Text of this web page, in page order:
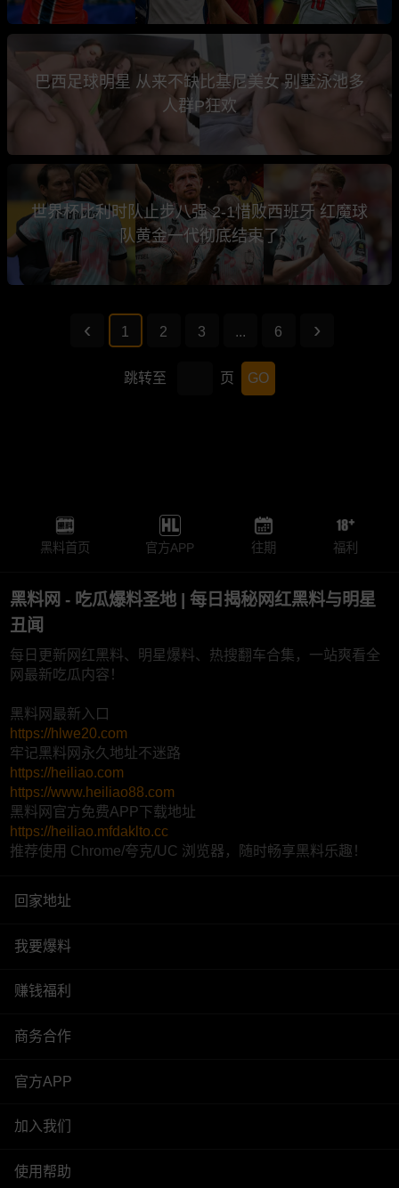
巴西足球明星 从来不缺比基尼美女 别墅泳池多
人群P狂欢
世界杯比利时队止步八强 2-1惜败西班牙 红魔球
队黄金一代彻底结束了
1 2 3 ... 6
跳转至 页 GO
黑料首页 官方APP 往期 福利
黑料网 - 吃瓜爆料圣地 | 每日揭秘网红黑料与明星
丑闻
每日更新网红黑料、明星爆料、热搜翻车合集，一站爽看全
网最新吃瓜内容！
黑料网最新入口
https://hlwe20.com
牢记黑料网永久地址不迷路
https://heiliao.com
https://www.heiliao88.com
黑料网官方免费APP下载地址
https://heiliao.mfdaklto.cc
推荐使用 Chrome/夸克/UC 浏览器，随时畅享黑料乐趣！
回家地址
我要爆料
赚钱福利
商务合作
官方APP
加入我们
使用帮助